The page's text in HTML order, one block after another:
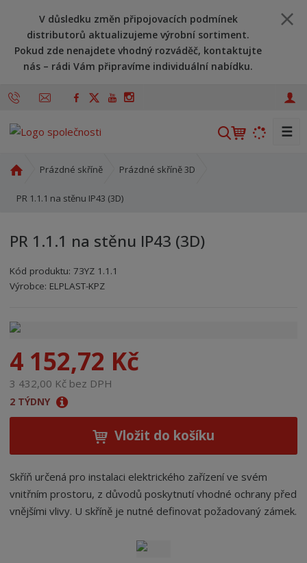
V důsledku změn připojovacích podmínek
distributorů aktualizujeme výrobní sortiment.
Pokud zde nenajdete vhodný rozváděč, kontaktujte
nás – rádi Vám připravíme individuální nabídku.
V
☰
o
í
t
r
Prázdné skříně Prázdné skříně 3D
PR 1.1.1 na stěnu IP43 (3D)
PR 1.1.1 na stěnu IP43 (3D)
Kód produktu:73YZ 1.1.1
Kód výrobce: 8595208618895
Kód dodavatele:8595208618895
Výrobce: ELPLAST-KPZ
4 152,72 Kč
3 432,00 Kč bez DPH
2 TÝDNY
Vložit do košíku
Skříň určená pro instalaci elektrického zařízení ve svém
vnitřním prostoru, z důvodů poskytnutí vhodné ochrany před
vnějšími vlivy. U skříně je nutné definovat požadovaný zámek.